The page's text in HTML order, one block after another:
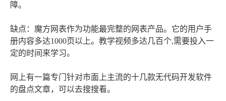
障。
缺点：魔方网表作为功能最完整的网表产品。它的用户手
册内容多达1000页以上。教学视频多达几百个,需要投入一
定的时间来学习。
网上有一篇专门针对市面上主流的十几款无代码开发软件
的盘点文章，可以去搜搜看。